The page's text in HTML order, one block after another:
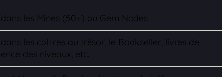
les Mines (50+) ou Gem Nodes
dans les coffres au trésor, le Bookseller, livres de
des niveaux, etc.